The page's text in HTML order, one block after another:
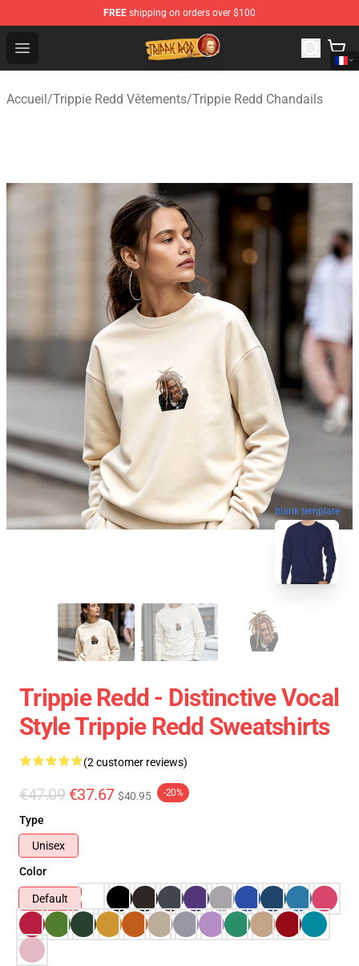
FREE shipping on orders over $100
Open menu
Trippie Redd Store - Official Trippie Redd Merchandise
Accueil/Trippie Redd Vêtements/Trippie Redd Chandails
blank template
Trippie Redd - Distinctive Vocal
Style Trippie Redd Sweatshirts
(2 customer reviews)
€47.09 €37.67 $40.95 -20%
Type
Unisex
Color
Default